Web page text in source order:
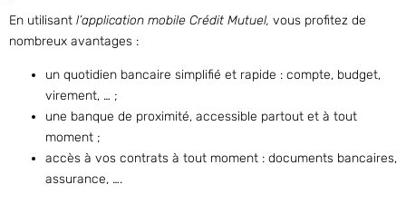
En utilisant l’application mobile Crédit Mutuel, vous profitez de
nombreux avantages :
un quotidien bancaire simplifié et rapide : compte, budget,
virement, … ;
une banque de proximité, accessible partout et à tout
moment ;
accès à vos contrats à tout moment : documents bancaires,
assurance, ….